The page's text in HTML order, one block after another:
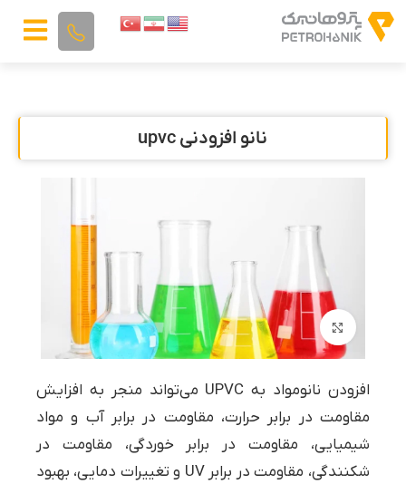
نانو افزودنی upvc
بزرگنمایی تصویر
افزودن نانومواد به UPVC می‌تواند منجر به افزایش
مقاومت در برابر حرارت، مقاومت در برابر آب و مواد
شیمیایی، مقاومت در برابر خوردگی، مقاومت در
شکنندگی، مقاومت در برابر UV و تغییرات دمایی، بهبود